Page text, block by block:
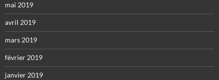
mai 2019
avril 2019
mars 2019
février 2019
janvier 2019